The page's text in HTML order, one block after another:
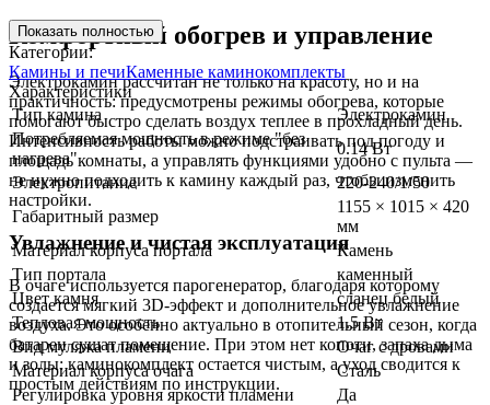
Комфортный обогрев и управление
Электрокамин рассчитан не только на красоту, но и на
практичность: предусмотрены режимы обогрева, которые
помогают быстро сделать воздух теплее в прохладный день.
Интенсивность работы можно подстраивать под погоду и
площадь комнаты, а управлять функциями удобно с пульта —
не нужно подходить к камину каждый раз, чтобы изменить
настройки.
Увлажнение и чистая эксплуатация
В очаге используется парогенератор, благодаря которому
создается мягкий 3D-эффект и дополнительное увлажнение
воздуха. Это особенно актуально в отопительный сезон, когда
батареи сушат помещение. При этом нет копоти, запаха дыма
и золы: каминокомплект остается чистым, а уход сводится к
простым действиям по инструкции.
Показать полностью
Категории:
Камины и печиКаменные каминокомплекты
Характеристики
Тип камина
Электрокамин
Потребляемая мощность в режиме "без
нагрева"
0.14 Вт
Электропитание
220-240/1/50
Габаритный размер
1155 × 1015 × 420
мм
Материал корпуса портала
Камень
Тип портала
каменный
Цвет камня
сланец белый
Тепловая мощность
1.5 Вт
Вид муляжа пламени
Очаг с дровами
Материал корпуса очага
Сталь
Регулировка уровня яркости пламени
Да